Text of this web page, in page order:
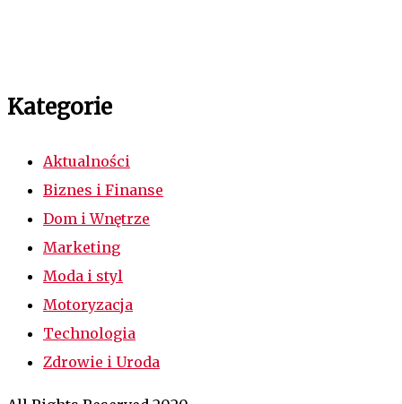
Kategorie
Aktualności
Biznes i Finanse
Dom i Wnętrze
Marketing
Moda i styl
Motoryzacja
Technologia
Zdrowie i Uroda